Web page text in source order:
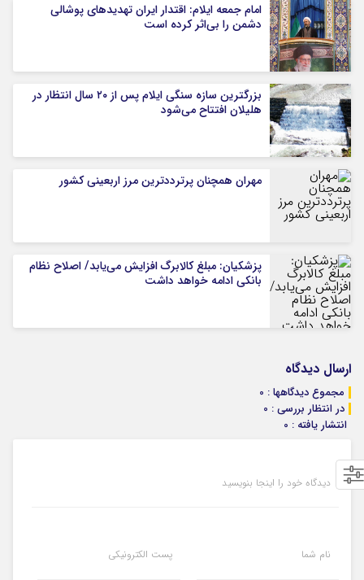
امام جمعه ایلام: اقتدار ایران تهدیدهای پوشالی
دشمن را بی‌اثر کرده است
بزرگترین سازه سنگی ایلام پس از ۲۰ سال انتظار در
هلیلان افتتاح می‌شود
مهران همچنان پرترددترین مرز اربعینی کشور
پزشکیان: مبلغ کالابرگ افزایش می‌یابد/ اصلاح نظام
بانکی ادامه خواهد داشت
ارسال دیدگاه
مجموع دیدگاهها : 0
در انتظار بررسی : 0
انتشار یافته : 0
دیدگاه خود را اینجا بنویسید
نام شما پست الکترونیکی